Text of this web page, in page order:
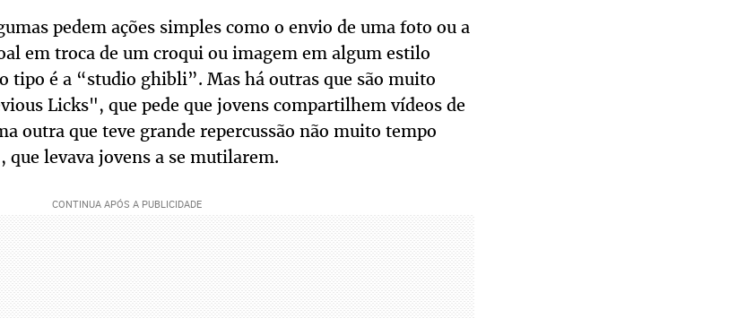
pedem ações simples como o envio de uma foto ou a
em troca de um croqui ou imagem em algum estilo
tipo é a “studio ghibli”. Mas há outras que são muito
Licks", que pede que jovens compartilhem vídeos de
outra que teve grande repercussão não muito tempo
que levava jovens a se mutilarem.